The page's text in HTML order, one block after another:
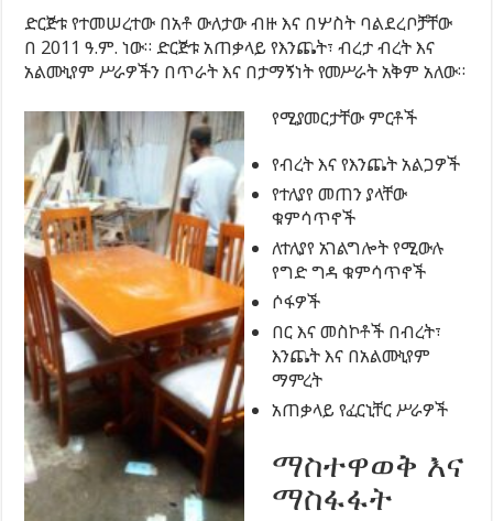
ድርጅቱ የተመሠረተው በአቶ ውለታው ብዙ እና በሦስት ባልደረቦቻቸው
በ 2011 ዓ.ም. ነው። ድርጅቱ አጠቃላይ የእንጨት፣ ብረታ ብረት እና
አልሙኒየም ሥራዎችን በጥራት እና በታማኝነት የመሥራት አቅም አለው።
የሚያመርታቸው ምርቶች
የብረት እና የእንጨት አልጋዎች
የተለያየ መጠን ያላቸው
ቁምሳጥኖች
ለተለያየ አገልግሎት የሚውሉ
የግድ ግዳ ቁምሳጥኖች
ሶፋዎች
በር እና መስኮቶች በብረት፣
እንጨት እና በአልሙኒየም
ማምረት
አጠቃላይ የፈርኒቸር ሥራዎች
ማስተዋወቅ እና
ማስፋፋት